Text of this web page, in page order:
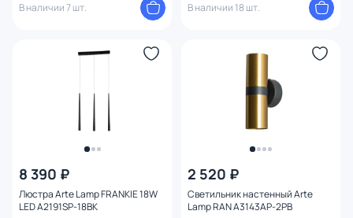
В наличии 7 шт.
В наличии 18 шт.
8 390 ₽
Люстра Arte Lamp FRANKIE 18W
LED A2191SP-18BK
2 520 ₽
Светильник настенный Arte
Lamp RAN A3143AP-2PB